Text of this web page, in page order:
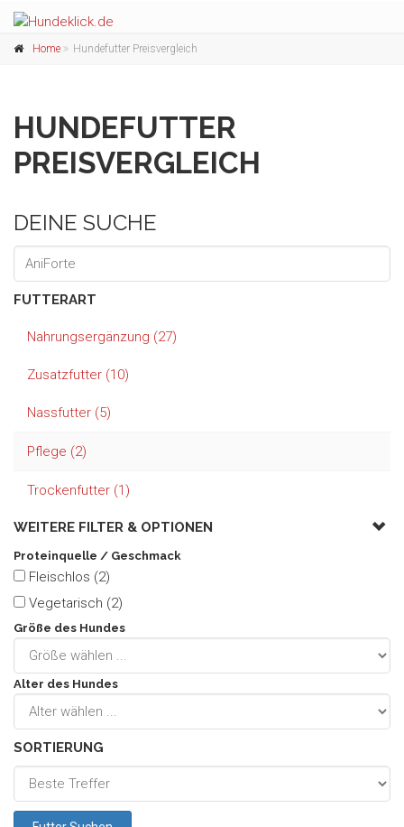
Home Hundefutter Preisvergleich
HUNDEFUTTER
PREISVERGLEICH
DEINE SUCHE
FUTTERART
Nahrungsergänzung (27)
Zusatzfutter (10)
Nassfutter (5)
Pflege (2)
Trockenfutter (1)
WEITERE FILTER & OPTIONEN
Proteinquelle / Geschmack
Fleischlos (2)
Vegetarisch (2)
Größe des Hundes
Alter des Hundes
SORTIERUNG